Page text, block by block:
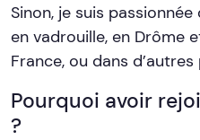
Sinon, je suis
en vadrouille, en Drôme
France, ou dans d’autres
Pourquoi avoir
?